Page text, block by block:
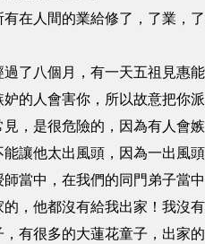
在人間的業給修了，了業，
了八個月，有一天五祖見惠
的人會害你，所以故意把你
，是很危險的，因為有人會
讓他太出風頭，因為一出風
當中，在我們的同門弟子當
，他都沒有給我出家！我沒
有很多的大蓮花童子，出家